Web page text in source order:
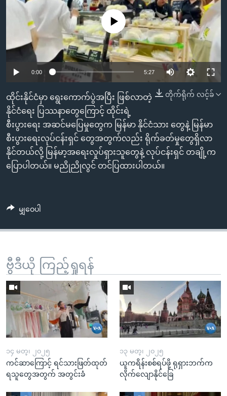
ကြည့်
ရန်
ရှာဖွေ
ရန်
နေရာ
သို့
ရုပ်ရှင်ထဲက အင်္ဂလိပ်စာ
သုတပဒေသာ အင်္ဂလိပ်စာ
ရေဒီယို/တီဗွီအစီအစဉ်
Learning English
ဗွီအိုအေ လူမှုကွန်ယက်များ
ဘာသာစကားများ
No media source currently available
0:00 5:27
တိုက်ရိုက် လင့်ခ်
ထိုင်းနိုင်ငံမှာ ရွေးကောက်ပွဲအပြီး ဖြစ်လာတဲ့
နိုင်ငံရေး ပြဿနာတွေကြောင့် ထိုင်းရဲ့
စီးပွားရေး အဆင်မပြေမှုတွေက မြန်မာ နိုင်ငံသား တွေနဲ့ မြန်မာ
စီးပွားရေးလုပ်ငန်းရှင် တွေအတွက်လည်း ရိုက်ခတ်မှုတွေရှိလာ
နိုင်တယ်လို့ မြန်မာ့အရေးလှုပ်ရှားသူတွေနဲ့ လုပ်ငန်းရှင် တချို့က
ပြောပါတယ်။ မညိုညိုလွင် တင်ပြထားပါတယ်။
မျှဝေပါ
ဗွီဒီယို ကြည့်ရှုရန်
၁၄ မတ္၊ ၂၀၂၅
ကင်ဆာကြောင့် ရင်သားဖြတ်ထုတ်
ရသူတွေအတွက် အတွင်းခံ
၁၃ မတ္၊ ၂၀၂၅
ယူကရိန်းစစ်ရပ်ဖို့ ရုရှားဘက်က
လိုက်လျောနိုင်ခြေ